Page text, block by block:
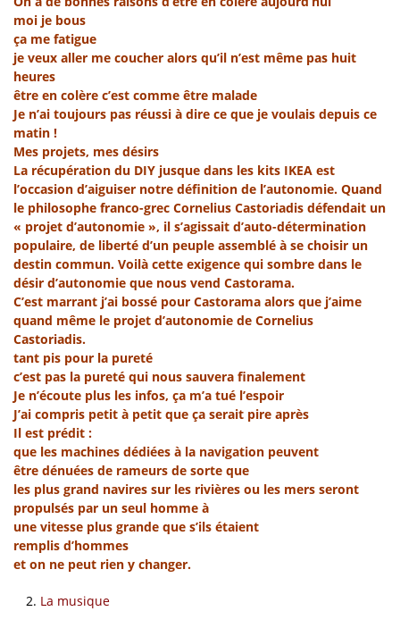
moi je bous
ça me fatigue
je veux aller me coucher alors qu’il n’est même pas huit
heures
être en colère c’est comme être malade
Je n’ai toujours pas réussi à dire ce que je voulais depuis ce
matin !
Mes projets, mes désirs
La récupération du DIY jusque dans les kits IKEA est
l’occasion d’aiguiser notre définition de l’autonomie. Quand
le philosophe franco-grec Cornelius Castoriadis défendait un
« projet d’autonomie », il s’agissait d’auto-détermination
populaire, de liberté d’un peuple assemblé à se choisir un
destin commun. Voilà cette exigence qui sombre dans le
désir d’autonomie que nous vend Castorama.
C’est marrant j’ai bossé pour Castorama alors que j’aime
quand même le projet d’autonomie de Cornelius
Castoriadis.
tant pis pour la pureté
c’est pas la pureté qui nous sauvera finalement
Je n’écoute plus les infos, ça m’a tué l’espoir
J’ai compris petit à petit que ça serait pire après
Il est prédit :
que les machines dédiées à la navigation peuvent
être dénuées de rameurs de sorte que
les plus grand navires sur les rivières ou les mers seront
propulsés par un seul homme à
une vitesse plus grande que s’ils étaient
remplis d’hommes
et on ne peut rien y changer.
La musique